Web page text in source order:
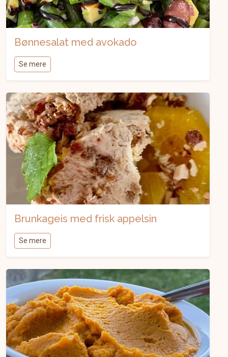
Bønnesalat med avokado
Se mere
Brunkageis med frisk appelsin
Se mere